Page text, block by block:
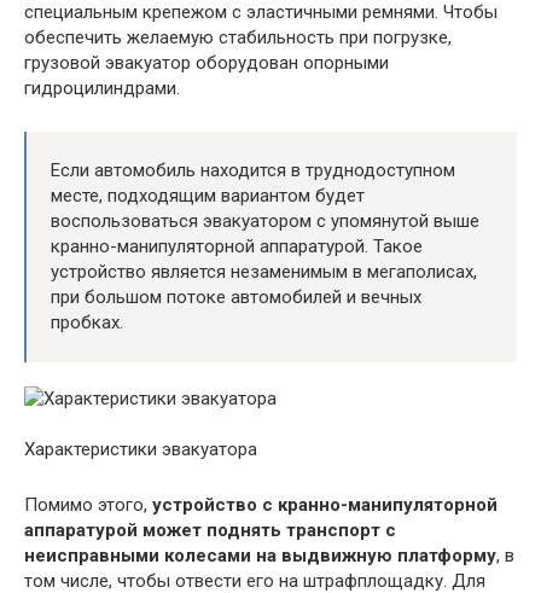
специальным крепежом с эластичными ремнями. Чтобы
обеспечить желаемую стабильность при погрузке,
грузовой эвакуатор оборудован опорными
гидроцилиндрами.
Если автомобиль находится в труднодоступном
месте, подходящим вариантом будет
воспользоваться эвакуатором с упомянутой выше
кранно-манипуляторной аппаратурой. Такое
устройство является незаменимым в мегаполисах,
при большом потоке автомобилей и вечных
пробках.
Характеристики эвакуатора
Помимо этого, устройство с кранно-манипуляторной
аппаратурой может поднять транспорт с
неисправными колесами на выдвижную платформу, в
том числе, чтобы отвести его на штрафплощадку. Для